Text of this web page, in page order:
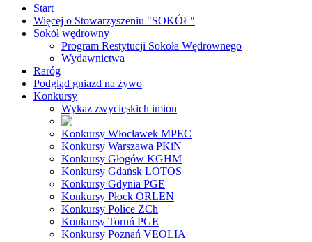
Start
Więcej o Stowarzyszeniu "SOKÓŁ"
Sokół wędrowny
Program Restytucji Sokoła Wędrownego
Wydawnictwa
Raróg
Podgląd gniazd na żywo
Konkursy
Wykaz zwycięskich imion
Konkursy Włocławek MPEC
Konkursy Warszawa PKiN
Konkursy Głogów KGHM
Konkursy Gdańsk LOTOS
Konkursy Gdynia PGE
Konkursy Płock ORLEN
Konkursy Police ZCh
Konkursy Toruń PGE
Konkursy Poznań VEOLIA